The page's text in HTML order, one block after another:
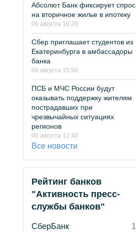
Абсолют Банк фиксирует спрос
на вторичное жилье в ипотеку
06 августа 16:20
Сбер приглашает студентов из
Екатеринбурга в амбассадоры
банка
06 августа 15:56
ПСБ и МЧС России будут
оказывать поддержку жителям
пострадавших при
чрезвычайных ситуациях
регионов
06 августа 12:40
Все новости
Рейтинг банков
"Активность пресс-
службы банков"
СберБанк
1